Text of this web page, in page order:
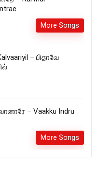
More Songs
– பிதாவே
– Vaakku Indru
More Songs